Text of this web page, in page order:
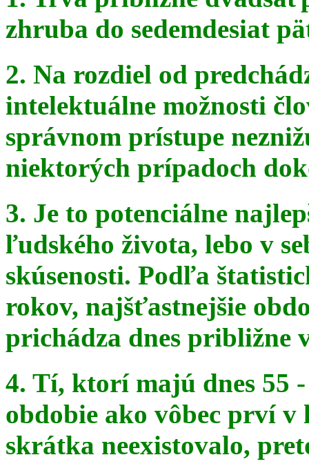
zhruba do sedemdesiat
2. Na rozdiel od
intelektuálne možnosti
správnom prístupe
niektorých prípadoch
3. Je to potenciálne
ľudského života, lebo v
skúsenosti. Podľa
rokov, najšťastnejšie
prichádza dnes približne
4. Tí, ktorí majú dnes 55
obdobie ako vôbec prví
skrátka neexistovalo,